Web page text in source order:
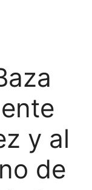
y al
de